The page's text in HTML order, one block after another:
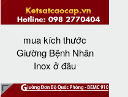
mua kích thước
Giường Bệnh Nhân
Inox ở đâu